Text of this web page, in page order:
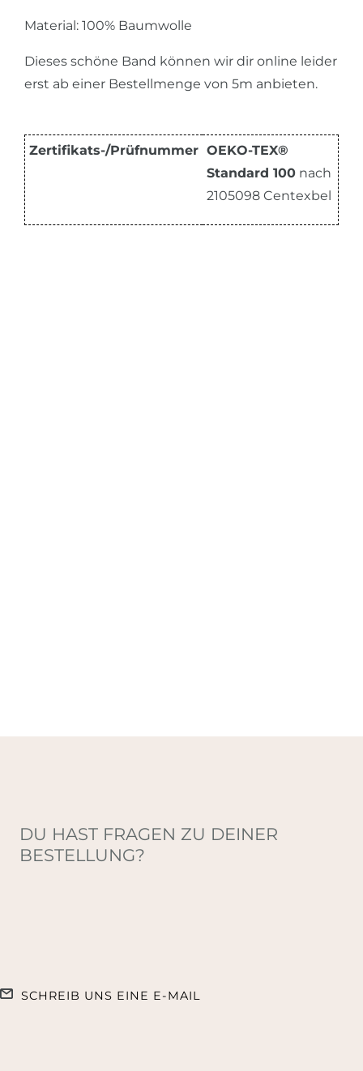
Material: 100% Baumwolle
Dieses schöne Band können wir dir online leider
erst ab einer Bestellmenge von 5m anbieten.
Zertifikats-/Prüfnummer OEKO-TEX®
Standard 100 nach
2105098 Centexbel
DU HAST FRAGEN ZU DEINER
BESTELLUNG?
SCHREIB UNS EINE E-MAIL